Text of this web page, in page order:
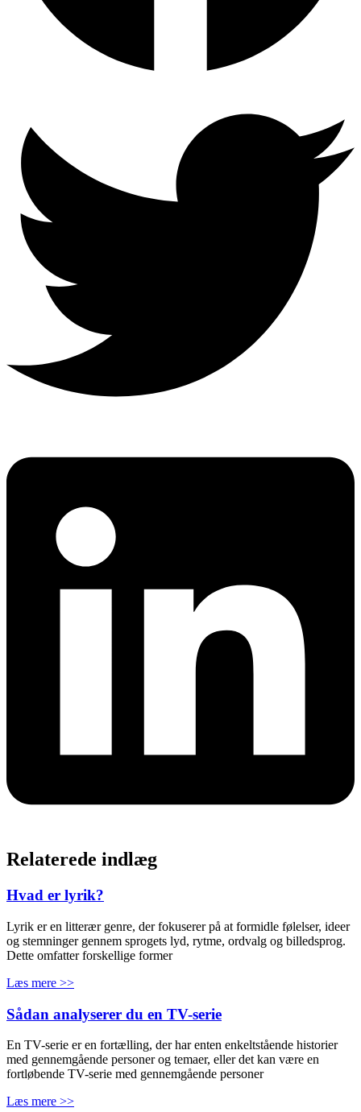
Relaterede indlæg
Hvad er lyrik?
Lyrik er en litterær genre, der fokuserer på at formidle følelser, ideer
og stemninger gennem sprogets lyd, rytme, ordvalg og billedsprog.
Dette omfatter forskellige former
Læs mere >>
Sådan analyserer du en TV-serie
En TV-serie er en fortælling, der har enten enkeltstående historier
med gennemgående personer og temaer, eller det kan være en
fortløbende TV-serie med gennemgående personer
Læs mere >>